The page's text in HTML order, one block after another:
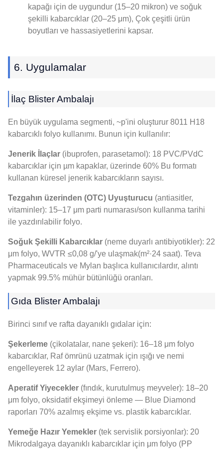
kapağı için de uygundur (15–20 mikron) ve soğuk
şekilli kabarcıklar (20–25 μm), Çok çeşitli ürün
boyutları ve hassasiyetlerini kapsar.
6. Uygulamalar
İlaç Blister Ambalajı
En büyük uygulama segmenti, ~p'ini oluşturur 8011 H18
kabarcıklı folyo kullanımı. Bunun için kullanılır:
Jenerik İlaçlar (ibuprofen, parasetamol): 18 PVC/PVdC
kabarcıklar için µm kapaklar, üzerinde 60% Bu formatı
kullanan küresel jenerik kabarcıkların sayısı.
Tezgahın üzerinden (OTC) Uyuşturucu (antiasitler,
vitaminler): 15–17 μm parti numarası/son kullanma tarihi
ile yazdırılabilir folyo.
Soğuk Şekilli Kabarcıklar (neme duyarlı antibiyotikler): 22
μm folyo, WVTR ≤0,08 g/'ye ulaşmak(m²·24 saat). Teva
Pharmaceuticals ve Mylan başlıca kullanıcılardır, alıntı
yapmak 99.5% mühür bütünlüğü oranları.
Gıda Blister Ambalajı
Birinci sınıf ve rafta dayanıklı gıdalar için:
Şekerleme (çikolatalar, nane şekeri): 16–18 μm folyo
kabarcıklar, Raf ömrünü uzatmak için ışığı ve nemi
engelleyerek 12 aylar (Mars, Ferrero).
Aperatif Yiyecekler (fındık, kurutulmuş meyveler): 18–20
μm folyo, oksidatif ekşimeyi önleme — Blue Diamond
raporları 70% azalmış ekşime vs. plastik kabarcıklar.
Yemeğe Hazır Yemekler (tek servislik porsiyonlar): 20
Mikrodalgaya dayanıklı kabarcıklar için μm folyo (PP